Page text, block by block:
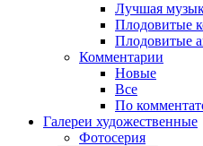
Лучшая
Плодовитые
Плодовитые
Комментарии
Новые
Все
По
Галереи художественные
Фотосерия